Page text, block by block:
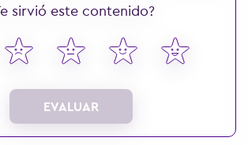
sirvió este contenido?
EVALUAR